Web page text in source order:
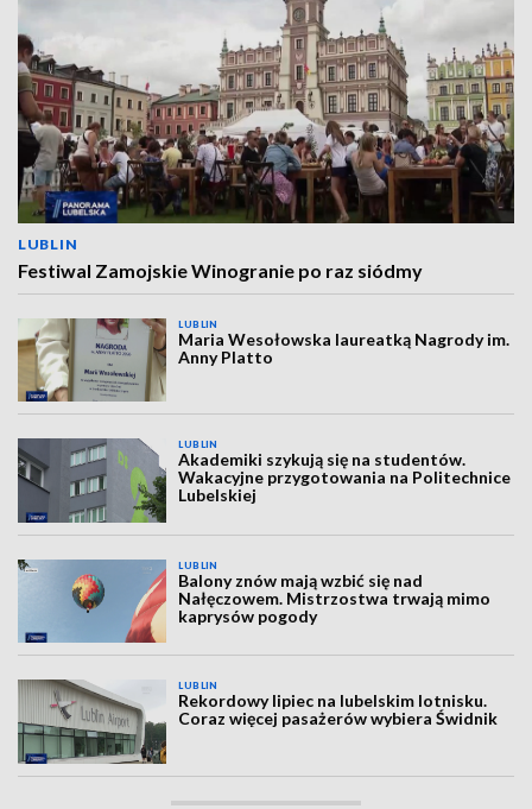
LUBLIN
Festiwal Zamojskie Winogranie po raz siódmy
LUBLIN
Maria Wesołowska laureatką Nagrody im.
Anny Platto
LUBLIN
Akademiki szykują się na studentów.
Wakacyjne przygotowania na Politechnice
Lubelskiej
LUBLIN
Balony znów mają wzbić się nad
Nałęczowem. Mistrzostwa trwają mimo
kaprysów pogody
LUBLIN
Rekordowy lipiec na lubelskim lotnisku.
Coraz więcej pasażerów wybiera Świdnik